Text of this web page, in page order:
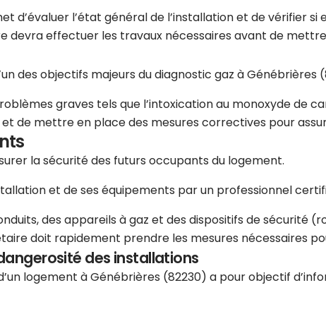
d’évaluer l’état général de l’installation et de vérifier si
devra effectuer les travaux nécessaires avant de
des objectifs majeurs du diagnostic gaz à Génébrières
graves tels que l’intoxication au monoxyde de
de mettre en place des mesures correctives pour
la sécurité des futurs occupants du logement.
et de ses équipements par un professionnel
des appareils à gaz et des dispositifs de sécurité
doit rapidement prendre les mesures nécessaires
des installations
logement à Génébrières (82230) a pour objectif